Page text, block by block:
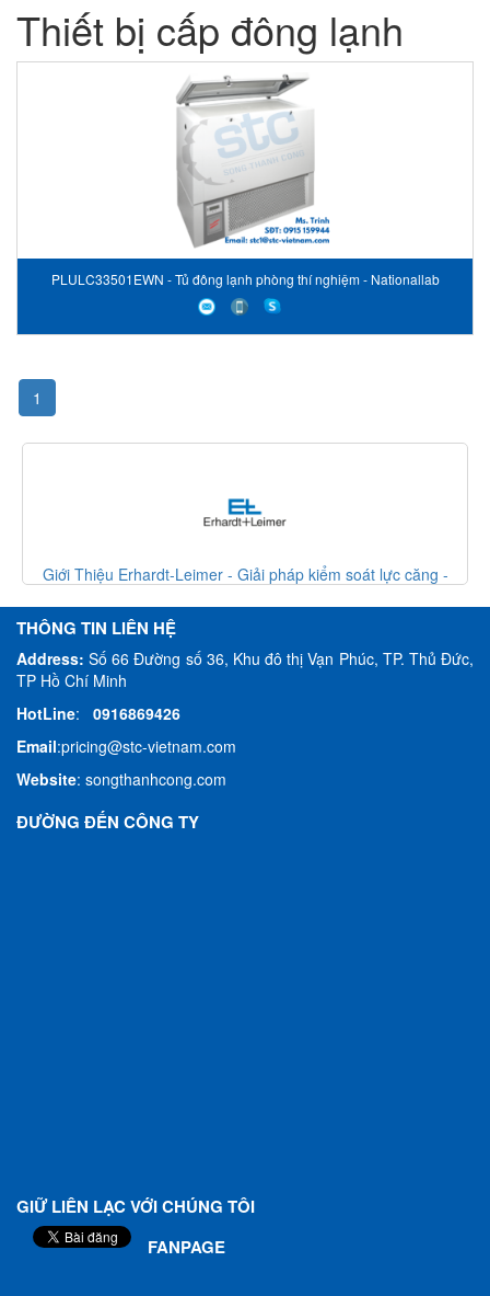
Thiết bị cấp đông lạnh
PLULC33501EWN - Tủ đông lạnh phòng thí nghiệm - Nationallab
Vietnam
1
Giới Thiệu Erhardt-Leimer - Giải pháp kiểm soát lực căng -
THÔNG TIN LIÊN HỆ
Address:Số 66 Đường số 36, Khu đô thị Vạn Phúc, TP. Thủ Đức,
TP Hồ Chí Minh
HotLine: 0916869426
Email:pricing@stc-vietnam.com
Website: songthanhcong.com
ĐƯỜNG ĐẾN CÔNG TY
GIỮ LIÊN LẠC VỚI CHÚNG TÔI
FANPAGE